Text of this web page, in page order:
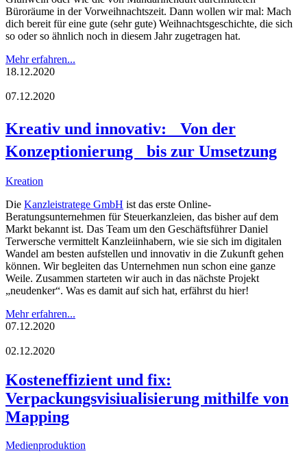
Büroräume in der Vorweihnachtszeit. Dann wollen wir mal: Mach
dich bereit für eine gute (sehr gute) Weihnachtsgeschichte, die sich
so oder so ähnlich noch in diesem Jahr zugetragen hat.
Mehr erfahren...
18.12.2020
07.12.2020
Kreativ und innovativ: Von der
Konzeptionierung bis zur Umsetzung
Kreation
Die Kanzleistratege GmbH ist das erste Online-
Beratungsunternehmen für Steuerkanzleien, das bisher auf dem
Markt bekannt ist. Das Team um den Geschäftsführer Daniel
Terwersche vermittelt Kanzleiinhabern, wie sie sich im digitalen
Wandel am besten aufstellen und innovativ in die Zukunft gehen
können. Wir begleiten das Unternehmen nun schon eine ganze
Weile. Zusammen starteten wir auch in das nächste Projekt
„neudenker“. Was es damit auf sich hat, erfährst du hier!
Mehr erfahren...
07.12.2020
02.12.2020
Kosteneffizient und fix:
Verpackungsvisiualisierung mithilfe von
Mapping
Medienproduktion